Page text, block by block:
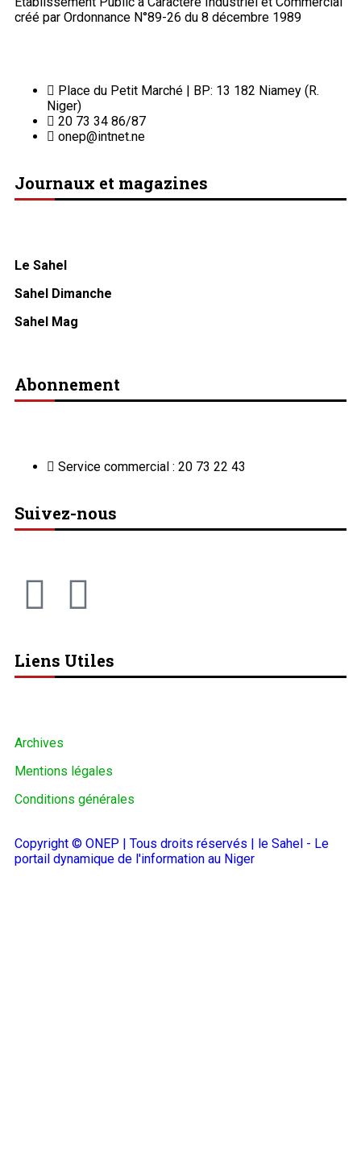
créé par Ordonnance N°89-26 du 8 décembre 1989
Place du Petit Marché | BP: 13 182 Niamey (R.
Niger)
20 73 34 86/87
onep@intnet.ne
Journaux et magazines
Le Sahel
Sahel Dimanche
Sahel Mag
Abonnement
Service commercial : 20 73 22 43
Suivez-nous
Liens Utiles
Archives
Mentions légales
Conditions générales
Copyright © ONEP | Tous droits réservés | le Sahel - Le
portail dynamique de l'information au Niger